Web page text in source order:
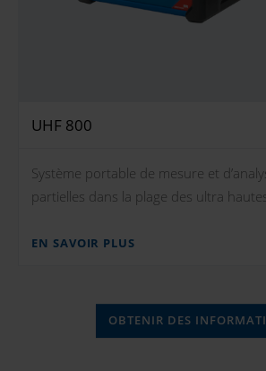
UHF 800
Système portable de mesure et
partielles dans la plage des ultra
EN SAVOIR PLUS
OBTENIR DES